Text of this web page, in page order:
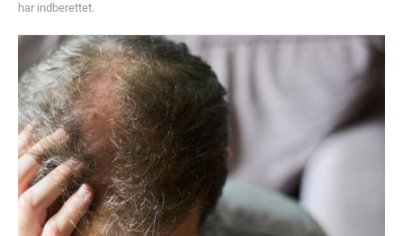
Subscription Plans
har indberettet.